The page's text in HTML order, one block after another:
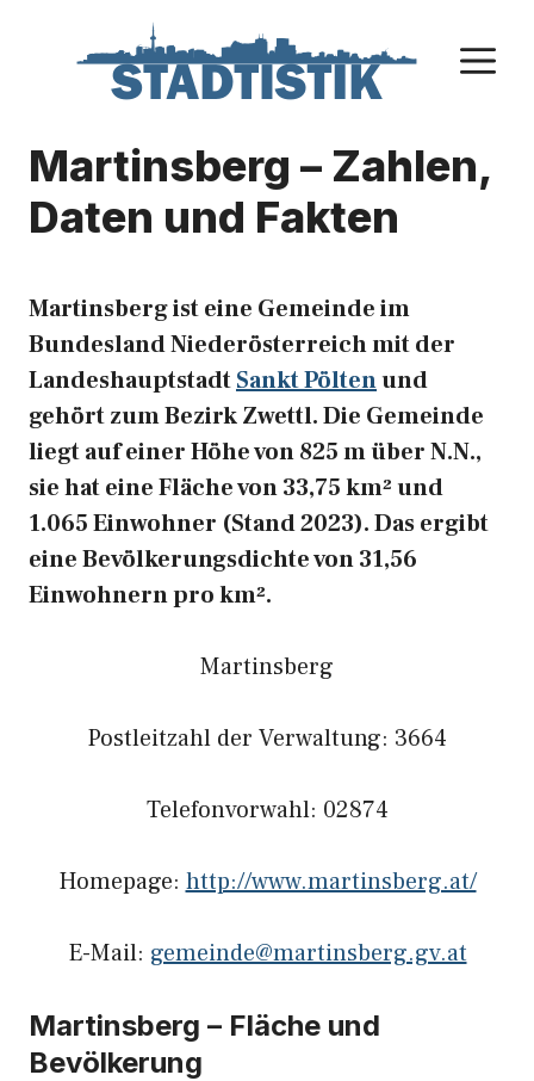
Martinsberg – Zahlen,
Daten und Fakten
Martinsberg ist eine Gemeinde im
Bundesland Niederösterreich mit der
LandeshauptstadtSankt Pöltenund
gehört zum Bezirk Zwettl. Die Gemeinde
liegt auf einer Höhe von 825 m über N.N.,
sie hat eine Fläche von 33,75 km² und
1.065 Einwohner (Stand 2023). Das ergibt
eine Bevölkerungsdichte von 31,56
Einwohnern pro km².
Martinsberg
Postleitzahl der Verwaltung: 3664
Telefonvorwahl: 02874
Homepage: http://www.martinsberg.at/
E-Mail: gemeinde@martinsberg.gv.at
Martinsberg – Fläche und
Bevölkerung